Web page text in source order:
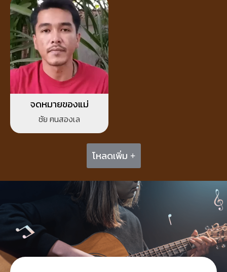
จดหมายของแม่
ชัย ฅนสองเล
โหลดเพิ่ม +